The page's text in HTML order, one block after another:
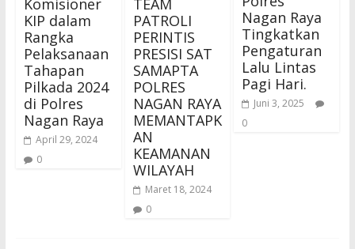
Komisioner
KIP dalam
Rangka
Pelaksanaan
Tahapan
Pilkada 2024
di Polres
Nagan Raya
April 29, 2024
0
TEAM
PATROLI
PERINTIS
PRESISI SAT
SAMAPTA
POLRES
NAGAN RAYA
MEMANTAPK
AN
KEAMANAN
WILAYAH
Maret 18, 2024
0
Nagan Raya
Tingkatkan
Pengaturan
Lalu Lintas
Pagi Hari.
Juni 3, 2025
0